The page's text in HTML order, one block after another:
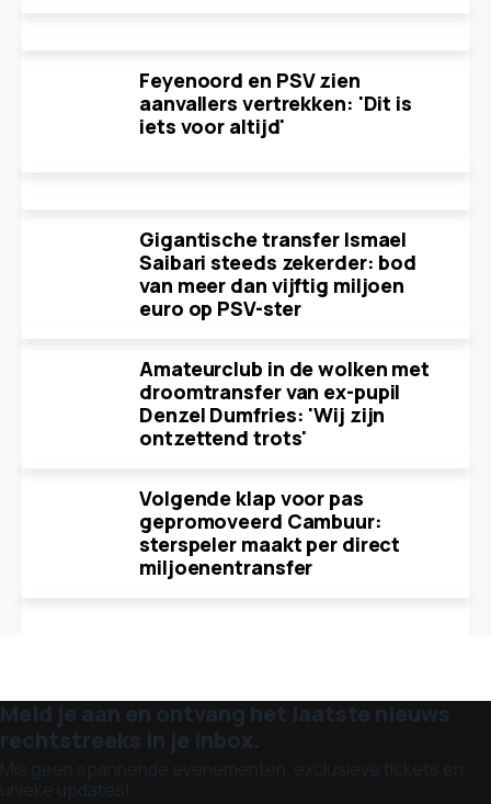
Feyenoord en PSV zien
aanvallers vertrekken: 'Dit is
iets voor altijd'
Gigantische transfer Ismael
Saibari steeds zekerder: bod
van meer dan vijftig miljoen
euro op PSV-ster
Amateurclub in de wolken met
droomtransfer van ex-pupil
Denzel Dumfries: 'Wij zijn
ontzettend trots'
Volgende klap voor pas
gepromoveerd Cambuur:
sterspeler maakt per direct
miljoenentransfer
Meld je aan en ontvang het laatste nieuws
rechtstreeks in je inbox.
Mis geen spannende evenementen, exclusieve tickets en
unieke updates!